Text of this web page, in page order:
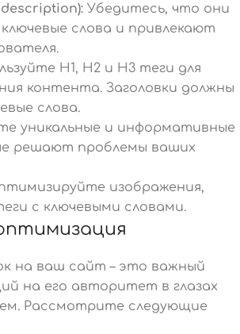
Убедитесь, что они
слова и привлекают
H1, H2 и H3 теги для
контента. Заголовки должны
слова.
уникальные и информативные
решают проблемы ваших
изображения,
с ключевыми словами.
на ваш сайт – это важный
на его авторитет в глазах
Рассмотрите следующие